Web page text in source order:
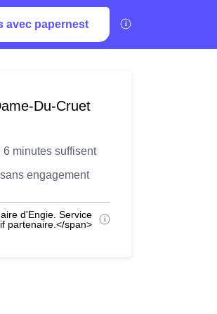
avec papernest
Du-Cruet
minutes suffisent
engagement
d'Engie. Service
partenaire.</span>